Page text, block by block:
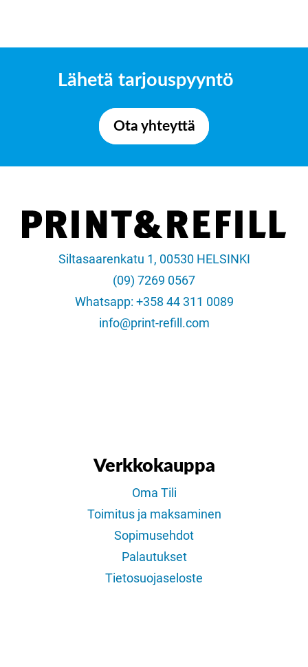
Lähetä tarjouspyyntö
Ota yhteyttä
Siltasaarenkatu 1, 00530 HELSINKI
(09) 7269 0567
Whatsapp: +358 44 311 0089
info@print-refill.com
Verkkokauppa
Oma Tili
Toimitus ja maksaminen
Sopimusehdot
Palautukset
Tietosuojaseloste